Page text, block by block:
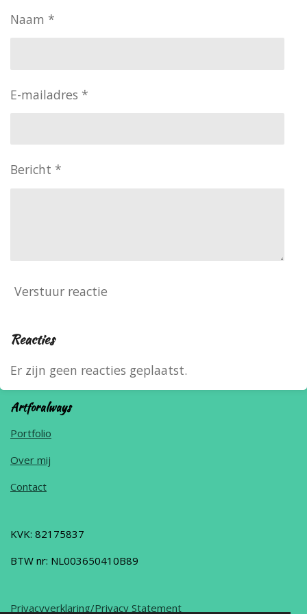
Naam *
E-mailadres *
Bericht *
Verstuur reactie
Reacties
Er zijn geen reacties geplaatst.
Artforalways
Portfolio
Over mij
Contact
KVK: 82175837
BTW nr: NL003650410B89
Privacyverklaring/Privacy Statement